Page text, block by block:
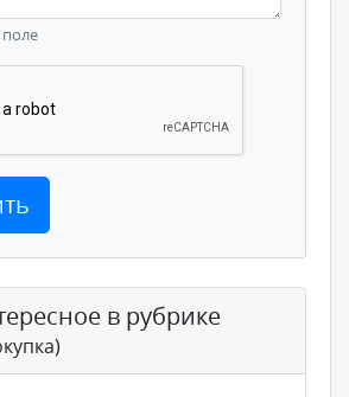
в рубрике